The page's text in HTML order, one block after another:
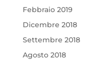
Febbraio 2019
Dicembre 2018
Settembre 2018
Agosto 2018